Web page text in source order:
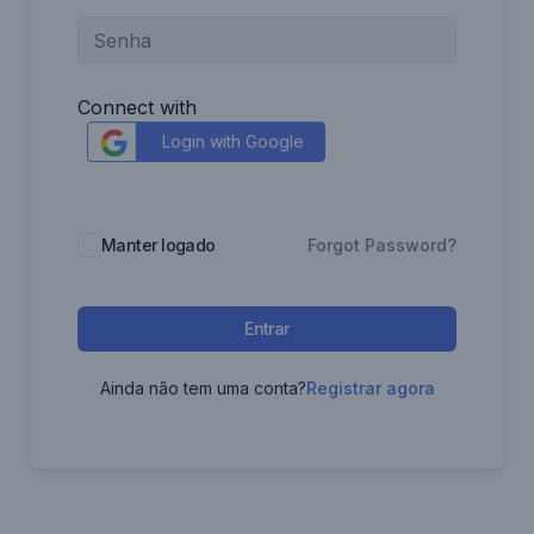
Connect with
Login with Google
Manter logado Forgot Password?
Entrar
Ainda não tem uma conta?Registrar agora